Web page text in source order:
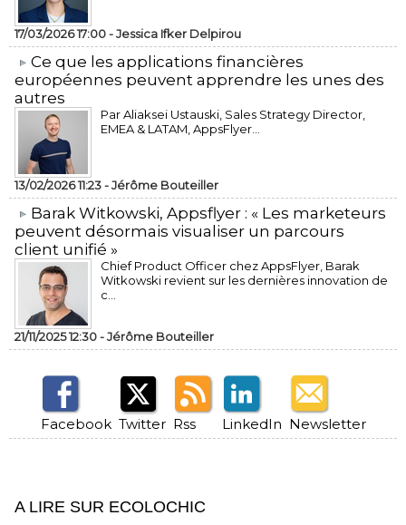
17/03/2026 17:00 -Jessica Ifker Delpirou
​Ce que les applications financières
européennes peuvent apprendre les unes des
autres
Par Aliaksei Ustauski, Sales Strategy Director,
EMEA & LATAM, AppsFlyer...
13/02/2026 11:23 -Jérôme Bouteiller
​Barak Witkowski, Appsflyer : « Les marketeurs
peuvent désormais visualiser un parcours
client unifié »
Chief Product Officer chez AppsFlyer, ​Barak
Witkowski revient sur les dernières innovation de
c...
21/11/2025 12:30 -Jérôme Bouteiller
Facebook Twitter Rss LinkedIn Newsletter
A LIRE SUR ECOLOCHIC